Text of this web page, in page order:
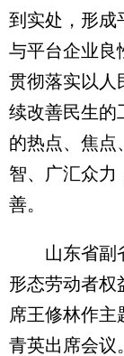
到实处，形成
与平台企业良
贯彻落实以人
续改善民生的
的热点、焦点
智、广汇众力
善。
山东省副省
形态劳动者权
席王修林作主
青英出席会议